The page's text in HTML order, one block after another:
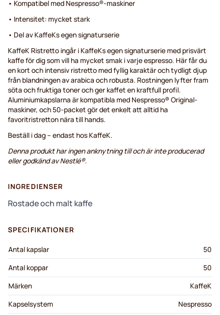
• Kompatibel med Nespresso®-maskiner
• Intensitet: mycket stark
• Del av KaffeKs egen signaturserie
KaffeK Ristretto ingår i KaffeKs egen signaturserie med prisvärt
kaffe för dig som vill ha mycket smak i varje espresso. Här får du
en kort och intensiv ristretto med fyllig karaktär och tydligt djup
från blandningen av arabica och robusta. Rostningen lyfter fram
söta och fruktiga toner och ger kaffet en kraftfull profil.
Aluminiumkapslarna är kompatibla med Nespresso® Original-
maskiner, och 50-packet gör det enkelt att alltid ha
favoritristretton nära till hands.
Beställ i dag – endast hos KaffeK.
Denna produkt har ingen anknytning till och är inte producerad
eller godkänd av Nestlé®.
INGREDIENSER
Rostade och malt kaffe
SPECIFIKATIONER
Antal kapslar
50
Antal koppar
50
Märken
KaffeK
Kapselsystem
Nespresso